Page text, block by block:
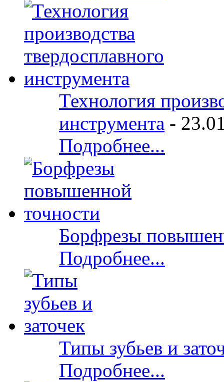
Технология
инструмента -
Подробнее...
Борфрезы
Подробнее...
Типы зубьев и
Подробнее...